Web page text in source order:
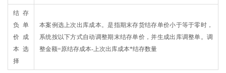
结存
负单
价成
本选
择
本案例选上次出库成本。是指期末存货结存单价小于等于零时，
系统按以下方式自动调整期末结存单价，并生成出库调整单。调
整金额=原结存成本-上次出库成本*结存数量